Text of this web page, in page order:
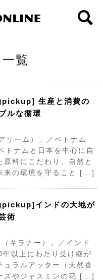
覧
pickup] 生産と消費の
ルな循環
リーム）」／ベトナム
トナムと日本を中心に自
原料にこだわり、自然と
来の環境を守ること [...]
pickup]インドの大地が
術
キラナー）」／インド
以上にわたり受け継が
ュラルアッター（天然香
ズやジャスミンの花 [...]